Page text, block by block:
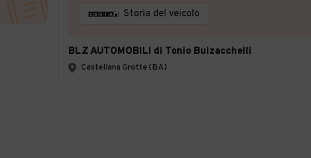
Storia del veicolo
BLZ AUTOMOBILI di Tonio Bulzacchelli
Castellana Grotte (BA)